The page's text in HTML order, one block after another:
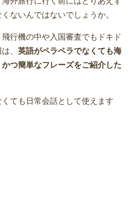
ないんではないでしょうか。
行機の中や入国審査でもドキド
、 英語がペラペラでなくても海
つ簡単なフレーズをご紹介した
ても日常会話として使えます